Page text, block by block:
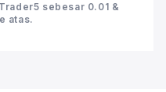
sebesar 0.01 &
atas.